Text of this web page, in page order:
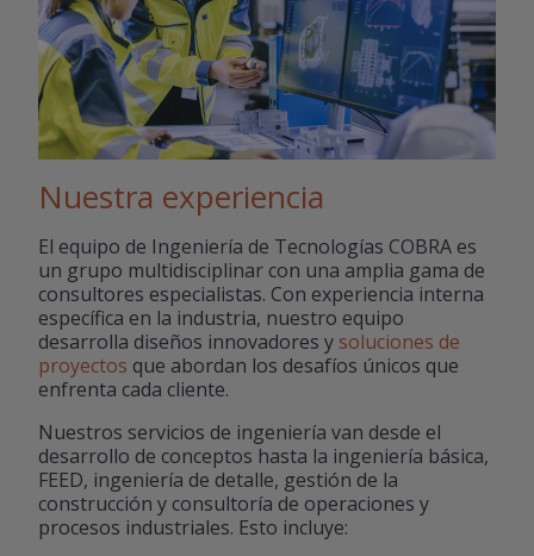
Nuestra experiencia
El equipo de Ingeniería de Tecnologías COBRA es
un grupo multidisciplinar con una amplia gama de
consultores especialistas. Con experiencia interna
específica en la industria, nuestro equipo
desarrolla diseños innovadores y soluciones de
proyectos que abordan los desafíos únicos que
enfrenta cada cliente.
Nuestros servicios de ingeniería van desde el
desarrollo de conceptos hasta la ingeniería básica,
FEED, ingeniería de detalle, gestión de la
construcción y consultoría de operaciones y
procesos industriales. Esto incluye: